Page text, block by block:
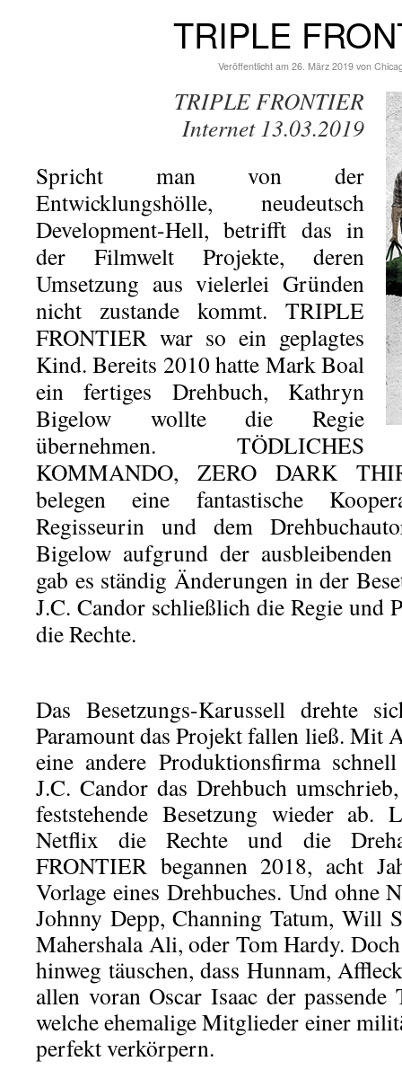
TRIPLE
Veröffentlicht am 26. März 2019 von
TRIPLE FRONTIER
Internet 13.03.2019
Spricht man von der
Entwicklungshölle, neudeutsch
Development-Hell, betrifft das in
der Filmwelt Projekte, deren
Umsetzung aus vielerlei Gründen
nicht zustande kommt. TRIPLE
FRONTIER war so ein geplagtes
Kind. Bereits 2010 hatte Mark Boal
ein fertiges Drehbuch, Kathryn
Bigelow wollte die Regie
übernehmen. TÖDLICHES
KOMMANDO, ZERO DARK
belegen eine fantastische
Regisseurin und dem
Bigelow aufgrund der
gab es ständig Änderungen in der
J.C. Candor schließlich die Regie und
die Rechte.
Das Besetzungs-Karussell drehte
Paramount das Projekt fallen ließ. Mit
eine andere Produktionsfirma
J.C. Candor das Drehbuch
feststehende Besetzung wieder ab.
Netflix die Rechte und die
FRONTIER begannen 2018, acht
Vorlage eines Drehbuches. Und ohne
Johnny Depp, Channing Tatum, Will
Mahershala Ali, oder Tom Hardy.
hinweg täuschen, dass Hunnam,
allen voran Oscar Isaac der
welche ehemalige Mitglieder einer
perfekt verkörpern.